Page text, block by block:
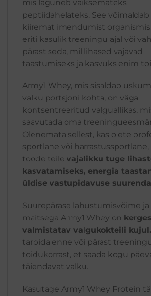
mis laguneb väiksemateks
peptiidahelateks. See
kiiremat imendumist
eriti kasulik treeningu ajal või
pärast seda, mil lihased vajavad
taastumiseks ja kasvuks enim
Army1 Whey, mis sisaldab
valku portsjoni kohta, on väga
kontsentreeritud valguallikas,
saavutada oma
Olenemata sellest, kas olete
sportlane või harrastussportlane,
toode teile vajalikku tuge
kasvatamiseks, energia
üldise vastupidavuse
Suurepärase lahustumisvõime
maitsega Army1 Whey on
valmistatav valgukokteili kujul.
tarbida enne või pärast
toidukorrast, et saada kogu
täiendavat valku.
Kasutage Army1 Whey Protein